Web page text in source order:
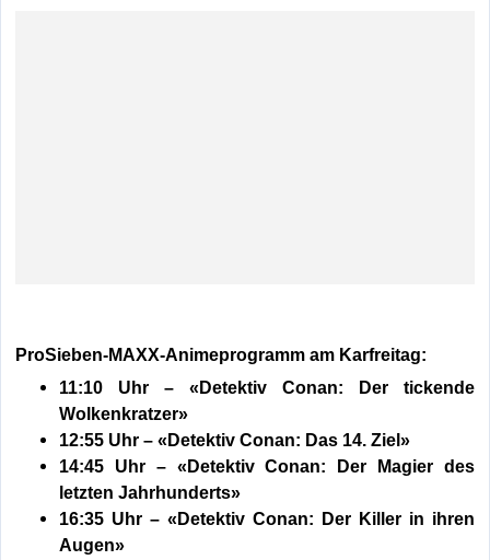
ProSieben-MAXX-Animeprogramm am Karfreitag:
11:10 Uhr – «Detektiv Conan: Der tickende
Wolkenkratzer»
12:55 Uhr – «Detektiv Conan: Das 14. Ziel»
14:45 Uhr – «Detektiv Conan: Der Magier des
letzten Jahrhunderts»
16:35 Uhr – «Detektiv Conan: Der Killer in ihren
Augen»